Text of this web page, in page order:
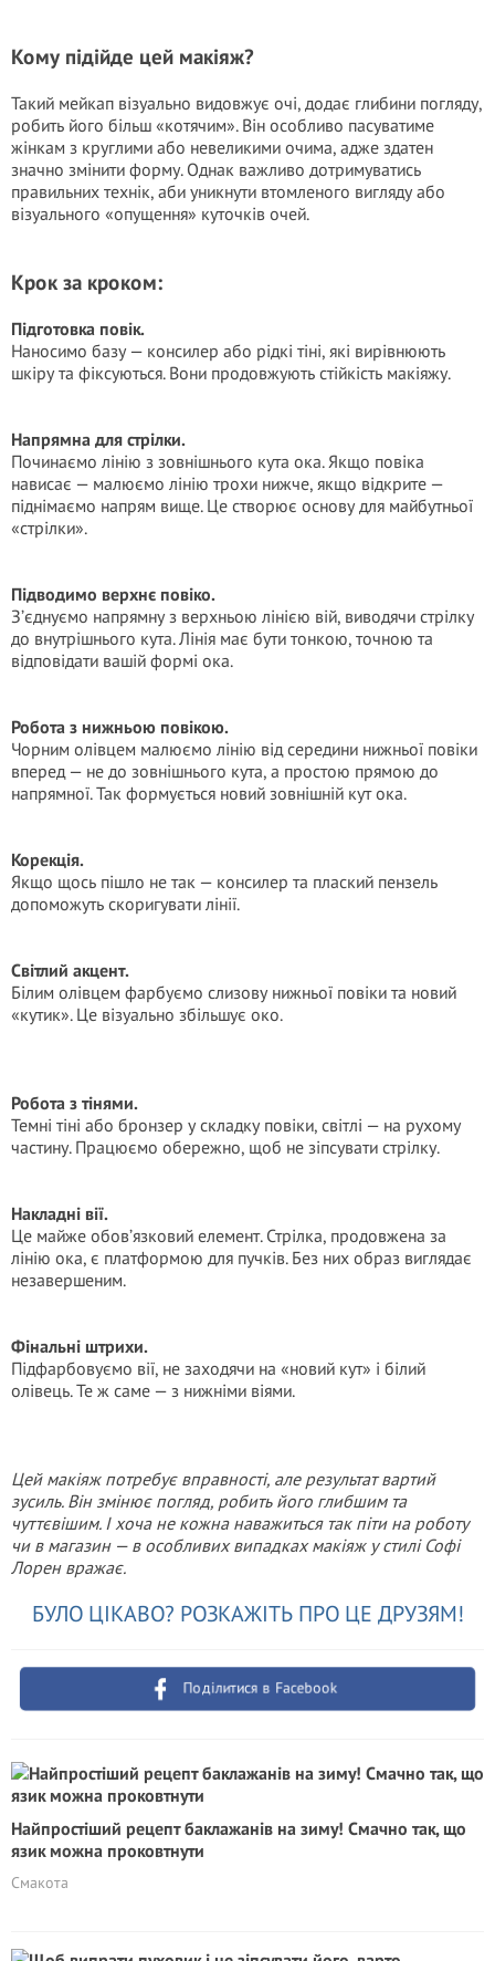
Кому підійде цей макіяж?
Такий мейкап візуально видовжує очі, додає глибини погляду,
робить його більш «котячим». Він особливо пасуватиме
жінкам з круглими або невеликими очима, адже здатен
значно змінити форму. Однак важливо дотримуватись
правильних технік, аби уникнути втомленого вигляду або
візуального «опущення» куточків очей.
Крок за кроком:
Підготовка повік.
Наносимо базу — консилер або рідкі тіні, які вирівнюють
шкіру та фіксуються. Вони продовжують стійкість макіяжу.
Напрямна для стрілки.
Починаємо лінію з зовнішнього кута ока. Якщо повіка
нависає — малюємо лінію трохи нижче, якщо відкрите —
піднімаємо напрям вище. Це створює основу для майбутньої
«стрілки».
Підводимо верхнє повіко.
З’єднуємо напрямну з верхньою лінією вій, виводячи стрілку
до внутрішнього кута. Лінія має бути тонкою, точною та
відповідати вашій формі ока.
Робота з нижньою повікою.
Чорним олівцем малюємо лінію від середини нижньої повіки
вперед — не до зовнішнього кута, а простою прямою до
напрямної. Так формується новий зовнішній кут ока.
Корекція.
Якщо щось пішло не так — консилер та плаский пензель
допоможуть скоригувати лінії.
Світлий акцент.
Білим олівцем фарбуємо слизову нижньої повіки та новий
«кутик». Це візуально збільшує око.
Робота з тінями.
Темні тіні або бронзер у складку повіки, світлі — на рухому
частину. Працюємо обережно, щоб не зіпсувати стрілку.
Накладні вії.
Це майже обов’язковий елемент. Стрілка, продовжена за
лінію ока, є платформою для пучків. Без них образ виглядає
незавершеним.
Фінальні штрихи.
Підфарбовуємо вії, не заходячи на «новий кут» і білий
олівець. Те ж саме — з нижніми віями.
Цей макіяж потребує вправності, але результат вартий
зусиль. Він змінює погляд, робить його глибшим та
чуттєвішим. І хоча не кожна наважиться так піти на роботу
чи в магазин — в особливих випадках макіяж у стилі Софі
Лорен вражає.
БУЛО ЦІКАВО? РОЗКАЖІТЬ ПРО ЦЕ ДРУЗЯМ!
Поділитися в Facebook
Найпростіший рецепт баклажанів на зиму! Смачно так, що
язик можна проковтнути
Смакота